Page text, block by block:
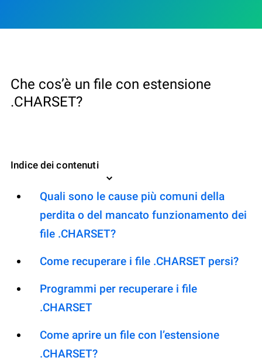
Che cos’è un file con estensione
.CHARSET?
Indice dei contenuti
Quali sono le cause più comuni della
perdita o del mancato funzionamento dei
file .CHARSET?
Come recuperare i file .CHARSET persi?
Programmi per recuperare i file
.CHARSET
Come aprire un file con l’estensione
.CHARSET?